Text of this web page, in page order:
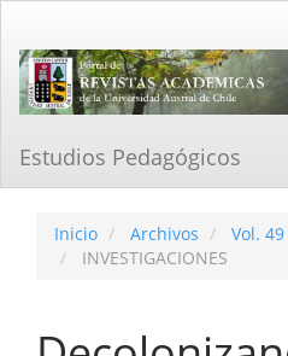
Contenido
principal
Barra
Estudios Pedagógicos
Inicio Archivos
Vol.
INVESTIGACIONES